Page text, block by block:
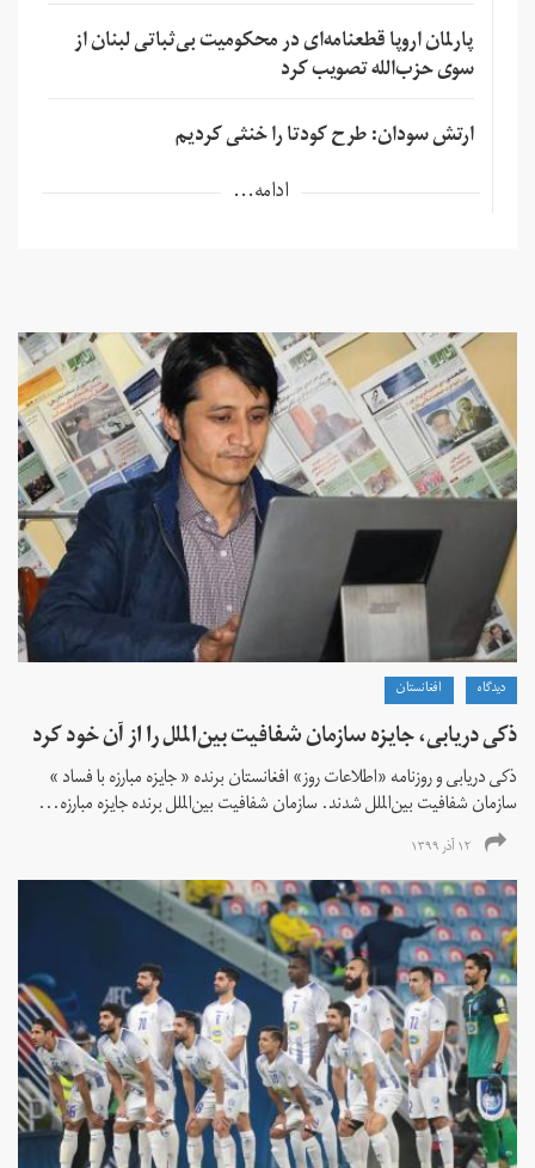
پارلمان اروپا قطعنامه‌ای در محکومیت بی‌ثباتی لبنان از
سوی حزب‌الله تصویب کرد
ارتش سودان: طرح کودتا را خنثی کردیم
ادامه...
دیدگاه افغانستان
ذکی دریابی، جایزه سازمان شفافیت بین‌الملل را از آن خود کرد
ذکی دریابی و روزنامه «اطلاعات‌ روز» افغانستان برنده « جایزه مبارزه با فساد »
سازمان شفافیت بین‌الملل شدند. سازمان شفافیت بین‌الملل برنده جایزه مبارزه...
۱۲ آذر ۱۳۹۹